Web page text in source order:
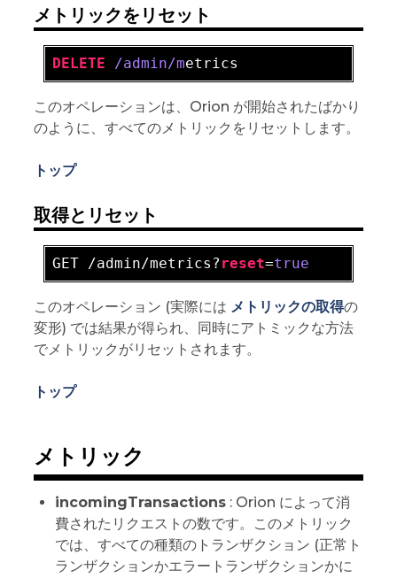
メトリックをリセット
DELETE /admin/m
このオペレーションは、Orion が開始されたばかり
のように、すべてのメトリックをリセットします。
トップ
取得とリセット
GET /admin/metrics? reset=true
このオペレーション (実際には メトリックの取得の
変形) では結果が得られ、同時にアトミックな方法
でメトリックがリセットされます。
トップ
メトリック
incomingTransactions: Orion によって消
費されたリクエストの数です。このメトリック
では、すべての種類のトランザクション (正常ト
ランザクションかエラートランザクションかに